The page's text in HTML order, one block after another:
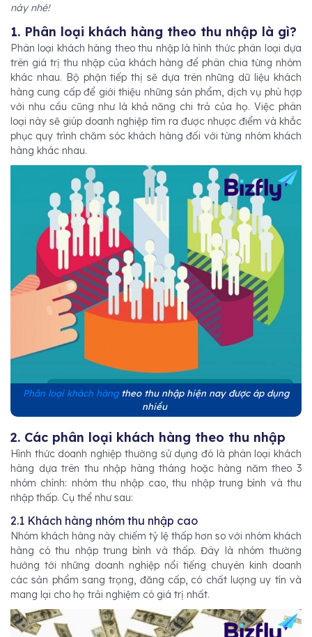
này nhé!
1. Phân loại khách hàng theo thu nhập là gì?
Phân loại khách hàng theo thu nhập là hình thức phân loại dựa
trên giá trị thu nhập của khách hàng để phân chia từng nhóm
khác nhau. Bộ phận tiếp thị sẽ dựa trên những dữ liệu khách
hàng cung cấp để giới thiệu những sản phẩm, dịch vụ phù hợp
với nhu cầu cũng như là khả năng chi trả của họ. Việc phân
loại này sẽ giúp doanh nghiệp tìm ra được nhược điểm và khắc
phục quy trình chăm sóc khách hàng đối với từng nhóm khách
hàng khác nhau.
Phân loại khách hàngtheo thu nhập hiện nay được áp dụng
nhiều
2. Các phân loại khách hàng theo thu nhập
Hình thức doanh nghiệp thường sử dụng đó là phân loại khách
hàng dựa trên thu nhập hàng tháng hoặc hàng năm theo 3
nhóm chính: nhóm thu nhập cao, thu nhập trung bình và thu
nhập thấp. Cụ thể như sau:
2.1 Khách hàng nhóm thu nhập cao
Nhóm khách hàng này chiếm tỷ lệ thấp hơn so với nhóm khách
hàng có thu nhập trung bình và thấp. Đây là nhóm thường
hướng tới những doanh nghiệp nổi tiếng chuyên kinh doanh
các sản phẩm sang trọng, đăng cấp, có chất lượng uy tín và
mang lại cho họ trải nghiệm có giá trị nhất.